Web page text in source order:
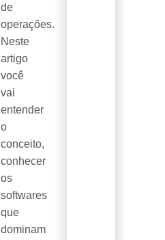
de
operações.
Neste
artigo
você
vai
entender
o
conceito,
conhecer
os
softwares
que
dominam